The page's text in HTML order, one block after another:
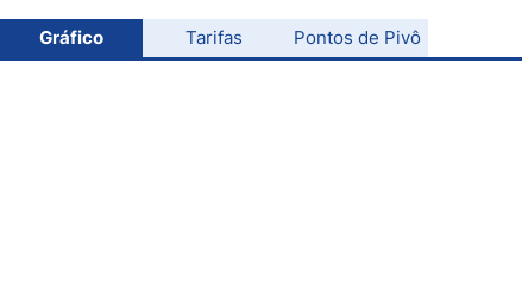
Todos los índices
Gráfico Tarifas Pontos de Pivô